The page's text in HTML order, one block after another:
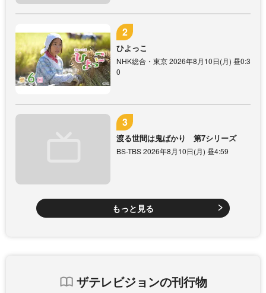
ひよっこ
NHK総合・東京 2026年8月10日(月) 昼0:3
0
渡る世間は鬼ばかり 第7シリーズ
BS-TBS 2026年8月10日(月) 昼4:59
もっと見る
ザテレビジョンの刊行物